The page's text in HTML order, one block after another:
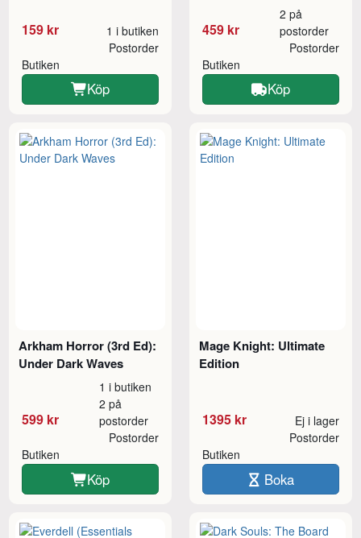
159 kr 1 i butiken
Butiken
Postorder
Köp
459 kr
2 på
postorder
Butiken
Postorder
Köp
Arkham Horror (3rd Ed):
Under Dark Waves
599 kr
1 i butiken
2 på
postorder
Butiken
Postorder
Köp
Mage Knight: Ultimate
Edition
1395 kr Ej i lager
Butiken
Postorder
Boka